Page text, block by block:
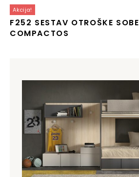
Akcija!
F252 SESTAV OTROŠKE SOBE
COMPACTOS